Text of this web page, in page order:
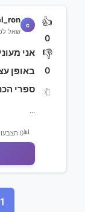
👍
0
👎
0
🔖
c
שאל לפני 8 חודשים • נצפה
באופן
ספרי
...
📊0 הצבעות
1